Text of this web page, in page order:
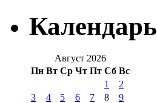
Календарь
Август 2026
Пн Вт Ср Чт Пт Сб Вс
1
2
3
4 5 6 7 8
9